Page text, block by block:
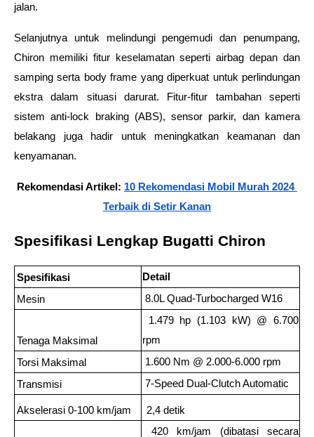
jalan.
Selanjutnya untuk melindungi pengemudi dan penumpang,
Chiron memiliki fitur keselamatan seperti airbag depan dan
samping serta body frame yang diperkuat untuk perlindungan
ekstra dalam situasi darurat. Fitur-fitur tambahan seperti
sistem anti-lock braking (ABS), sensor parkir, dan kamera
belakang juga hadir untuk meningkatkan keamanan dan
kenyamanan.
Rekomendasi Artikel: 10 Rekomendasi Mobil Murah 2024
Terbaik di Setir Kanan
Spesifikasi Lengkap Bugatti Chiron
Spesifikasi
Detail
Mesin
8.0L Quad-Turbocharged W16
Tenaga Maksimal
rpm
Torsi Maksimal
1.600 Nm @ 2.000-6.000 rpm
Transmisi
7-Speed Dual-Clutch Automatic
Akselerasi 0-100 km/jam 2,4 detik